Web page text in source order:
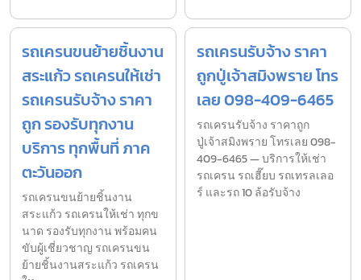
รถเครนขนย้ายชิ้นงาน
สระแก้ว รถเครนให้เช่า
รถเครนรับจ้าง ราคา
ถูก รองรับทุกงาน
บริการ ทุกพื้นที่ ภาค
ตะวันออก
รถเครนขนย้ายชิ้นงาน
สระแก้ว รถเครนให้เช่า ทุกข
นาด รองรับทุกงาน พร้อมคน
ขับผู้เชี่ยวชาญ รถเครนขน
ย้ายชิ้นงานสระแก้ว รถเครน
รถเครนรับจ้าง ราคา
ถูกปู่เจ้าสมิงพราย โทร
เลย 098-409-6465
รถเครนรับจ้าง ราคาถูก
ปู่เจ้าสมิงพราย โทรเลย 098-
409-6465 — บริการให้เช่า
รถเครน รถเฮี๊ยบ รถเทรลเลอ
ร์ และรถ 10 ล้อรับจ้าง